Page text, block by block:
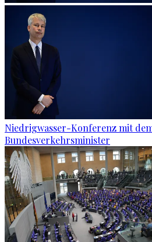
Niedrigwasser-Konferenz mit
Bundesverkehrsminister